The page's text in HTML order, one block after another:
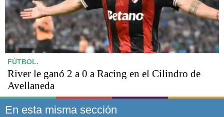
FÚTBOL.
River le ganó 2 a 0 a Racing en el Cilindro de
Avellaneda
En esta misma sección